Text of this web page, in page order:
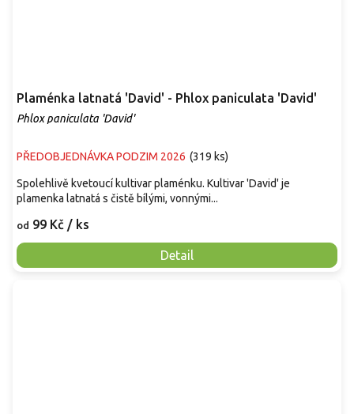
Plaménka latnatá 'David' - Phlox paniculata 'David'
Phlox paniculata 'David'
PŘEDOBJEDNÁVKA PODZIM 2026 (319 ks)
od 99 Kč / ks
Detail
Spolehlivě kvetoucí kultivar plaménku. Kultivar 'David' je
plamenka latnatá s čistě bílými, vonnými...